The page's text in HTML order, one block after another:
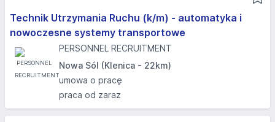
Technik Utrzymania Ruchu (k/m) - automatyka i
nowoczesne systemy transportowe
PERSONNEL RECRUITMENT
Nowa Sól (Klenica - 22km)
umowa o pracę
praca od zaraz